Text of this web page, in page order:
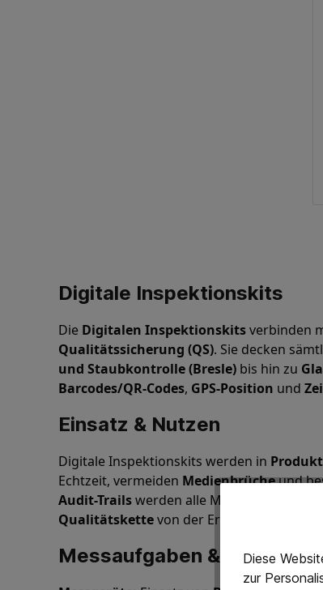
Digitale Inspektionskits
Die Digitalen Inspektionskitsverbinden
Qualitätssicherung (QS). Sie decken
und Staubkontrolle (Bresle) bis hin zu
Barcodes/QR-Codes, GPS-Position und
Einsatz & Nutzen
Digitale Inspektionskits werden in
Echtzeit, vermeiden Medienbrücheund
Audit-Trailswerden alle Messungen
Qualitätskettevon der Erfassung bis
Messaufgaben & Set-
Diese
zur